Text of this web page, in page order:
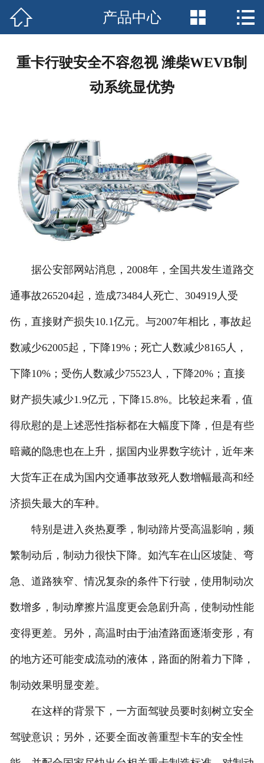
网站首页
安全须知
售后服务
 产品中心  
重卡行驶安全不容忽视 潍柴WEVB制
动系统显优势
据公安部网站消息，2008年，全国共发生道路交
通事故265204起，造成73484人死亡、304919人受
伤，直接财产损失10.1亿元。与2007年相比，事故起
数减少62005起，下降19%；死亡人数减少8165人，
下降10%；受伤人数减少75523人，下降20%；直接
财产损失减少1.9亿元，下降15.8%。比较起来看，值
得欣慰的是上述恶性指标都在大幅度下降，但是有些
暗藏的隐患也在上升，据国内业界数字统计，近年来
大货车正在成为国内交通事故致死人数增幅最高和经
济损失最大的车种。
特别是进入炎热夏季，制动蹄片受高温影响，频
繁制动后，制动力很快下降。如汽车在山区坡陡、弯
急、道路狭窄、情况复杂的条件下行驶，使用制动次
数增多，制动摩擦片温度更会急剧升高，使制动性能
变得更差。另外，高温时由于油渣路面逐渐变形，有
的地方还可能变成流动的液体，路面的附着力下降，
制动效果明显变差。
在这样的背景下，一方面驾驶员要时刻树立安全
驾驶意识；另外，还要全面改善重型卡车的安全性